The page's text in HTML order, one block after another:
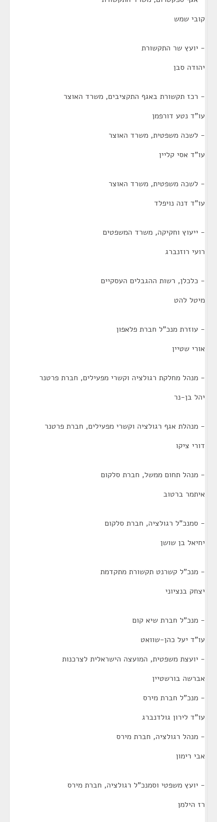
קובי שמש
- יועץ שר התקשורת
יהודה סבן
- רכז תקשורת באגף התקציבים, משרד האוצר
עו"ד נטע דורפמן
- לשכה משפטית, משרד האוצר
עו"ד אסי קליין
- לשכה משפטית, משרד האוצר
עו"ד דנה נויפלד
- ייעוץ וחקיקה, משרד המשפטים
רועי רוזנברג
- כלכלן, רשות ההגבלים העסקיים
מיטל להט
- עוזרת מנכ"ל חברת פלאפון
אורי שטיין
- מנהל מחלקת רגולציה וקשרי מפעילים, חברת פרטנר
יהל בן-נר
- מנהלת אגף רגולציה וקשרי מפעילים, חברת פרטנר
דורי ציקו
- מנהל תחום ממשל, חברת סלקום
איתמר ברטוב
- סמנכ"ל רגולציה, חברת סלקום
יחיאל בן שושן
- מנכ"ל קשרנט תקשורת מתקדמת
יצחק בנציוני
- מנכ"ל חברת שיא קום
עו"ד יעל כהן-שוואט
- יועצת משפטית, המועצה הישראלית לצרכנות
אברשה בורשטיין
- מנכ"ל חברת מירס
עו"ד לירון גולדנברג
- מנהל רגולציה, חברת מירס
אבי רימון
- יועץ משפטי וסמנכ"ל רגולציה, חברת מירס
רז הילמן